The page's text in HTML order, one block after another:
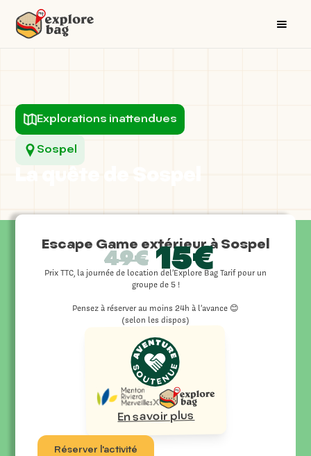
Explorations inattendues
Sospel
La quête de Sospel
Escape Game extérieur à Sospel
49€ 15€
Prix TTC, la journée de location del’Explore Bag Tarif pour un
groupe de 5 !
Pensez à réserver au moins 24h à l’avance 😊
(selon les dispos)
x
En savoir plus
Réserver l'activité